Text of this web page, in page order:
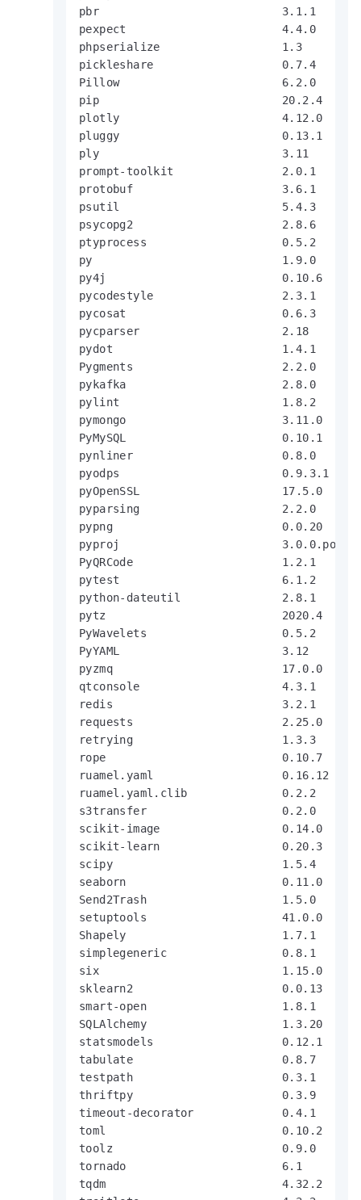
pbr                           3.1.1
pexpect                       4.4.0
phpserialize                  1.3
pickleshare                   0.7.4
Pillow                        6.2.0
pip                           20.2.4
plotly                        4.12.0
pluggy                        0.13.1
ply                           3.11
prompt-toolkit                2.0.1
protobuf                      3.6.1
psutil                        5.4.3
psycopg2                      2.8.6
ptyprocess                    0.5.2
py                            1.9.0
py4j                          0.10.6
pycodestyle                   2.3.1
pycosat                       0.6.3
pycparser                     2.18
pydot                         1.4.1
Pygments                      2.2.0
pykafka                       2.8.0
pylint                        1.8.2
pymongo                       3.11.0
PyMySQL                       0.10.1
pynliner                      0.8.0
pyodps                        0.9.3.1
pyOpenSSL                     17.5.0
pyparsing                     2.2.0
pypng                         0.0.20
pyproj                        3.0.0.post1
PyQRCode                      1.2.1
pytest                        6.1.2
python-dateutil               2.8.1
pytz                          2020.4
PyWavelets                    0.5.2
PyYAML                        3.12
pyzmq                         17.0.0
qtconsole                     4.3.1
redis                         3.2.1
requests                      2.25.0
retrying                      1.3.3
rope                          0.10.7
ruamel.yaml                   0.16.12
ruamel.yaml.clib              0.2.2
s3transfer                    0.2.0
scikit-image                  0.14.0
scikit-learn                  0.20.3
scipy                         1.5.4
seaborn                       0.11.0
Send2Trash                    1.5.0
setuptools                    41.0.0
Shapely                       1.7.1
simplegeneric                 0.8.1
six                           1.15.0
sklearn2                      0.0.13
smart-open                    1.8.1
SQLAlchemy                    1.3.20
statsmodels                   0.12.1
tabulate                      0.8.7
testpath                      0.3.1
thriftpy                      0.3.9
timeout-decorator             0.4.1
toml                          0.10.2
toolz                         0.9.0
tornado                       6.1
tqdm                          4.32.2